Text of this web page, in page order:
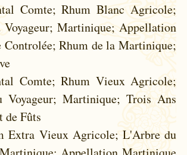
Comte; Rhum Blanc Agricole;
Martinique; Appellation
Rhum de la Martinique;
Comte; Rhum Vieux Agricole;
Voyageur; Martinique; Trois Ans
de Fûts
Extra Vieux Agricole; L'Arbre du